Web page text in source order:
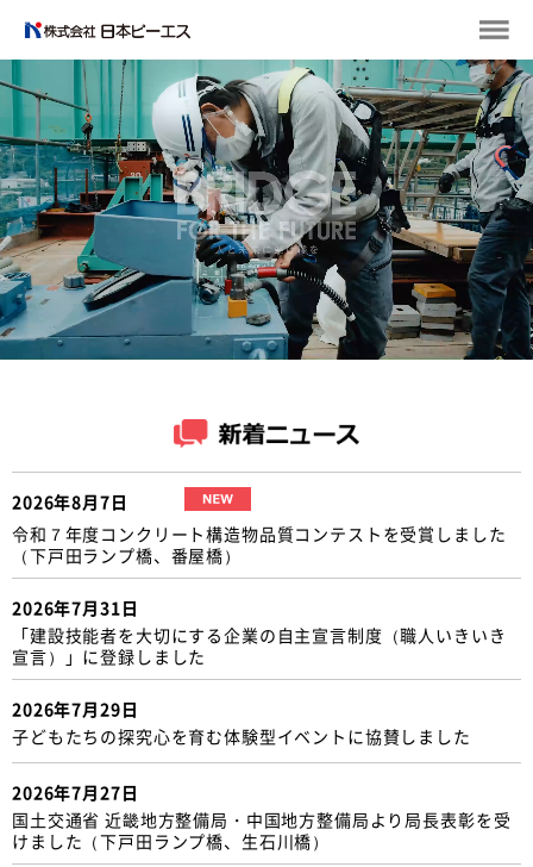
2026年8月7日
令和７年度コンクリート構造物品質コンテストを受賞しました
（下戸田ランプ橋、番屋橋）
2026年7月31日
「建設技能者を大切にする企業の自主宣言制度（職人いきいき
宣言）」に登録しました
2026年7月29日
子どもたちの探究心を育む体験型イベントに協賛しました
2026年7月27日
国土交通省 近畿地方整備局・中国地方整備局より局長表彰を受
けました（下戸田ランプ橋、生石川橋）